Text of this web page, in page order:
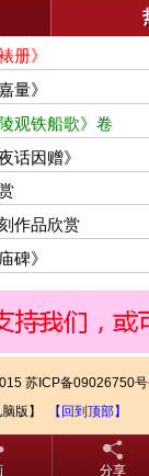
册》
量》
观铁船歌》卷
话因赠》
作品欣赏
碑》
苏ICP备09026750
脑版】
【回到顶部】
分享